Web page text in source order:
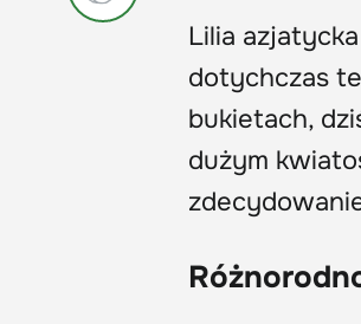
Lilia
dotychczas
bukietach,
dużym